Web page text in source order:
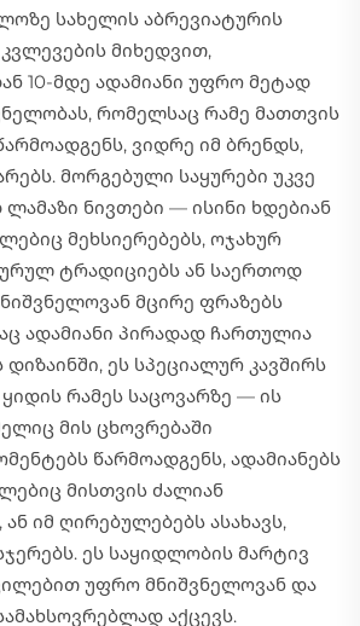
სახელის აბრევიატურის
მიხედვით,
10-მდე ადამიანი უფრო მეტად
რომელსაც რამე მათთვის
ვიდრე იმ ბრენდს,
მორგებული საყურები უკვე
ნივთები — ისინი ხდებიან
მეხსიერებებს, ოჯახურ
ტრადიციებს ან საერთოდ
მცირე ფრაზებს
ადამიანი პირადად ჩართულია
დიზაინში, ეს სპეციალურ კავშირს
ყიდის რამეს საცოვარზე — ის
მის ცხოვრებაში
წარმოადგენს, ადამიანებს
მისთვის ძალიან
იმ ღირებულებებს ასახავს,
ეს საყიდლობის მარტივ
უფრო მნიშვნელოვან და
აქცევს.